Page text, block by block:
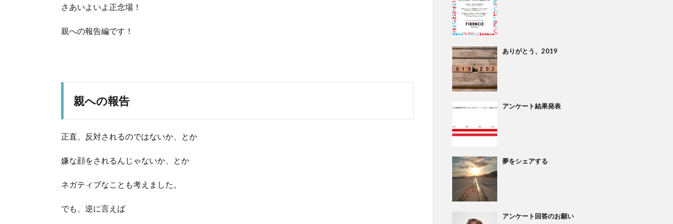
さあいよいよ正念場！
親への報告編です！
親への報告
正直、反対されるのではないか、とか
嫌な顔をされるんじゃないか、とか
ネガティブなことも考えました。
でも、逆に言えば
ありがとう、2019
アンケート結果発表
夢をシェアする
アンケート回答のお願い